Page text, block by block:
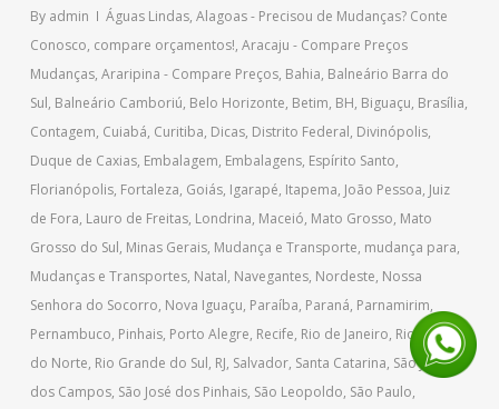
By admin Águas Lindas, Alagoas - Precisou de Mudanças? Conte
Conosco, compare orçamentos!, Aracaju - Compare Preços
Mudanças, Araripina - Compare Preços, Bahia, Balneário Barra do
Sul, Balneário Camboriú, Belo Horizonte, Betim, BH, Biguaçu, Brasília,
Contagem, Cuiabá, Curitiba, Dicas, Distrito Federal, Divinópolis,
Duque de Caxias, Embalagem, Embalagens, Espírito Santo,
Florianópolis, Fortaleza, Goiás, Igarapé, Itapema, João Pessoa, Juiz
de Fora, Lauro de Freitas, Londrina, Maceió, Mato Grosso, Mato
Grosso do Sul, Minas Gerais, Mudança e Transporte, mudança para,
Mudanças e Transportes, Natal, Navegantes, Nordeste, Nossa
Senhora do Socorro, Nova Iguaçu, Paraíba, Paraná, Parnamirim,
Pernambuco, Pinhais, Porto Alegre, Recife, Rio de Janeiro, Rio Grande
do Norte, Rio Grande do Sul, RJ, Salvador, Santa Catarina, São José
dos Campos, São José dos Pinhais, São Leopoldo, São Paulo,